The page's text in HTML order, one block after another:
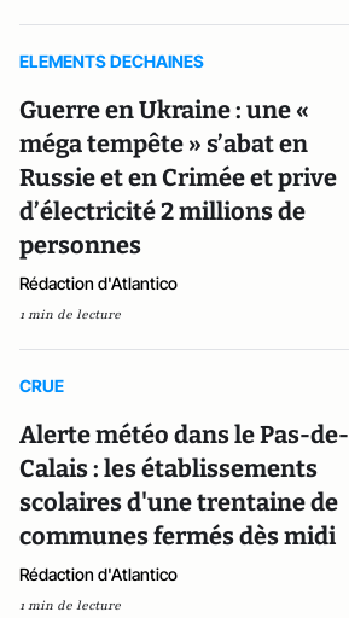
ELEMENTS DECHAINES
Guerre en Ukraine : une «
méga tempête » s’abat en
Russie et en Crimée et prive
d’électricité 2 millions de
personnes
Rédaction d'Atlantico
1 min de lecture
CRUE
Alerte météo dans le Pas-de-
Calais : les établissements
scolaires d'une trentaine de
communes fermés dès midi
Rédaction d'Atlantico
1 min de lecture